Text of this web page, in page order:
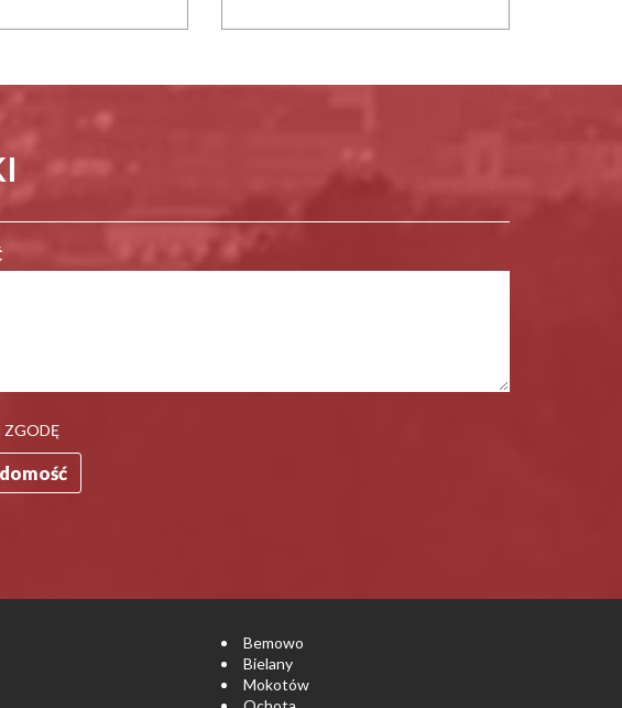
ZGODĘ
Bemowo
Bielany
Mokotów